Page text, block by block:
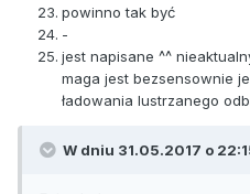
- Posiada LongJumpy (6) z
skok
- Na nożu ładuje magiczne
zwiększają szansę trafienia
- Posiada platynową zbroję,
[Zbalansowana]
powinno tak być
-
jest napisane ^^
maga jest bezsensownie
ładowania lustrzanego
W dniu 31.05.2017 o